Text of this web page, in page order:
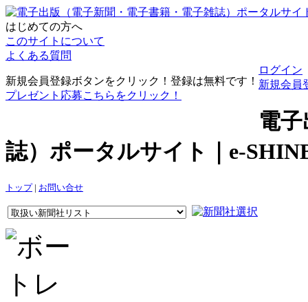
はじめての方へ
このサイトについて
よくある質問
新規会員登録ボタンをクリック！登録は無料です！
プレゼント応募こちらをクリック！
ログイン
新規会員
電
誌）ポータルサイト｜e-
トップ| お問い合せ